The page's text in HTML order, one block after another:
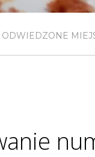
ODWIEDZONE